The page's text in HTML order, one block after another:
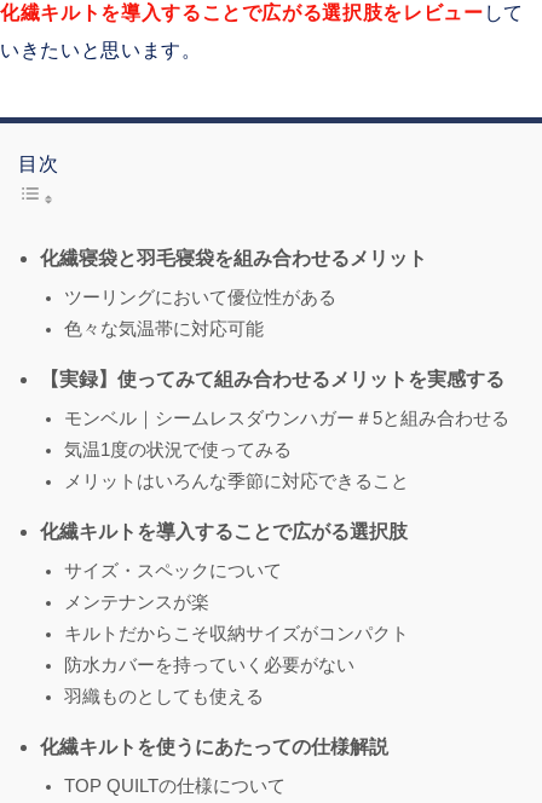
化繊キルトを導入することで広がる選択肢をレビュー して
いきたいと思います。
目次
化繊寝袋と羽毛寝袋を組み合わせるメリット
ツーリングにおいて優位性がある
色々な気温帯に対応可能
【実録】使ってみて組み合わせるメリットを実感する
モンベル｜シームレスダウンハガー＃5と組み合わせる
気温1度の状況で使ってみる
メリットはいろんな季節に対応できること
化繊キルトを導入することで広がる選択肢
サイズ・スペックについて
メンテナンスが楽
キルトだからこそ収納サイズがコンパクト
防水カバーを持っていく必要がない
羽織ものとしても使える
化繊キルトを使うにあたっての仕様解説
TOP QUILTの仕様について